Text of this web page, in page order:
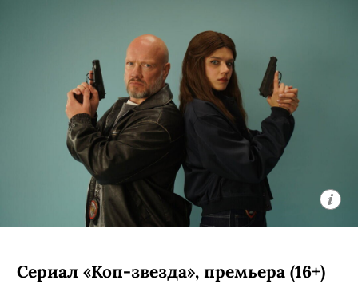
Сериал «Коп-звезда», премьера (16+)